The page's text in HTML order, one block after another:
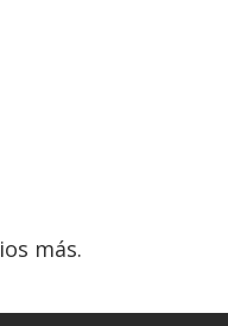
más.